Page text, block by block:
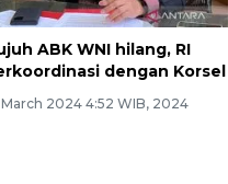
ABK WNI hilang, RI
dengan Korsel
March 2024 4:52 WIB, 2024